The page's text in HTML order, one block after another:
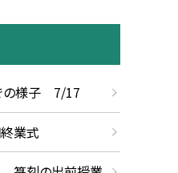
の様子 7/17
業式